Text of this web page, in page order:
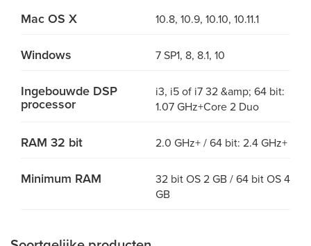
Mac OS X 10.8, 10.9, 10.10, 10.11.1
Windows 7 SP1, 8, 8.1, 10
Ingebouwde DSP
processor
i3, i5 of i7 32 &amp; 64 bit:
1.07 GHz+Core 2 Duo
RAM 32 bit 2.0 GHz+ / 64 bit: 2.4 GHz+
Minimum RAM
32 bit OS 2 GB / 64 bit OS 4
GB